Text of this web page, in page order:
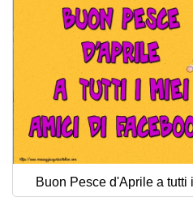
Buon Pesce d'Aprile a